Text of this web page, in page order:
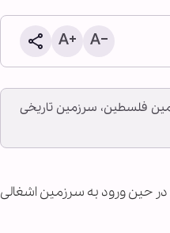
فلسطین، سرزمین تاریخی
در حین ورود به سرزمین اشغالی
اطعام روزانه ۱۰ هزار زائر در موکب